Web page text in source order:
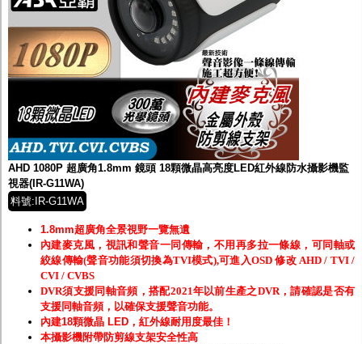
AHD 1080P 超廣角1.8mm 鏡頭 18顆微晶高亮度LED紅外線防水攝影機監
視器(IR-G11WA)
料號:IR-G11WA
1.8mm超廣角全景視野一覽無遺
內建麥克風，視訊和聲音一同傳輸，不用再多拉一條線，可同軸或
絞線傳輸(聲音功能須切換為TVI模式),可進入OSD 修改 AHD / TVI /
CVI / CVBS
DVR須支援同軸音頻，搭配2021年以前生產之DVR，請確認是否有
支援同軸音頻，以確保支援聲音功能。
內建18顆微晶 LED，紅外線耐用度最佳！
本攝影機附帶防剪線支架安全性高